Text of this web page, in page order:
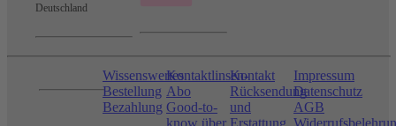
Deutschland
Wissenswertes
Bestellung
Bezahlung
Kontaktlinsen-
Abo
Good-to-
know über
Kontakt
Rücksendung
und
Erstattung
Impressum
Datenschutz
AGB